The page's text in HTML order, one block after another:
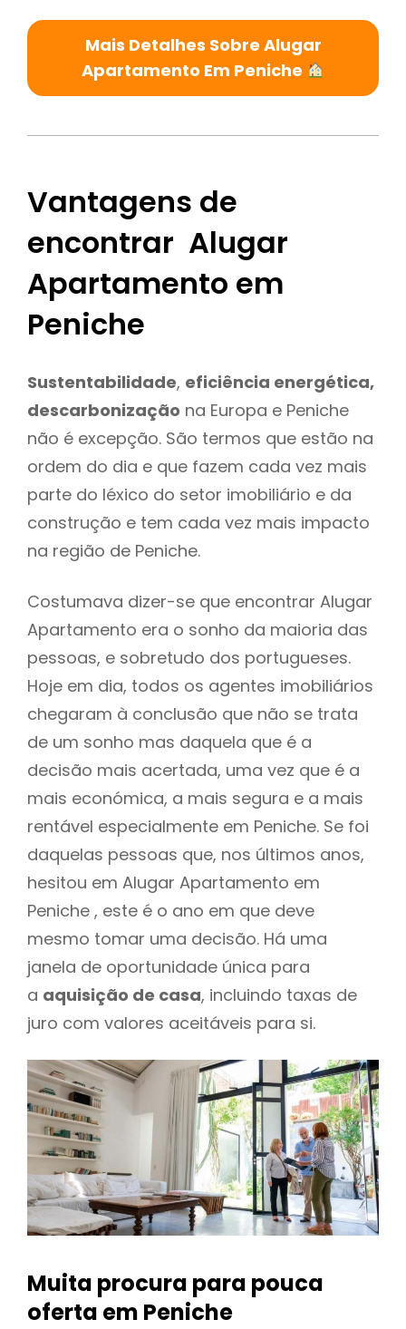
Mais Detalhes Sobre Alugar
Apartamento Em Peniche
Vantagens de
encontrar Alugar
Apartamento em
Peniche
Sustentabilidade, eficiência energética,
descarbonização na Europa e Peniche
não é excepção. São termos que estão na
ordem do dia e que fazem cada vez mais
parte do léxico do setor imobiliário e da
construção e tem cada vez mais impacto
na região de Peniche.
Costumava dizer-se que encontrar Alugar
Apartamento era o sonho da maioria das
pessoas, e sobretudo dos portugueses.
Hoje em dia, todos os agentes imobiliários
chegaram à conclusão que não se trata
de um sonho mas daquela que é a
decisão mais acertada, uma vez que é a
mais económica, a mais segura e a mais
rentável especialmente em Peniche. Se foi
daquelas pessoas que, nos últimos anos,
hesitou em Alugar Apartamento em
Peniche , este é o ano em que deve
mesmo tomar uma decisão. Há uma
janela de oportunidade única para
a aquisição de casa, incluindo taxas de
juro com valores aceitáveis para si.
Muita procura para pouca
oferta em Peniche